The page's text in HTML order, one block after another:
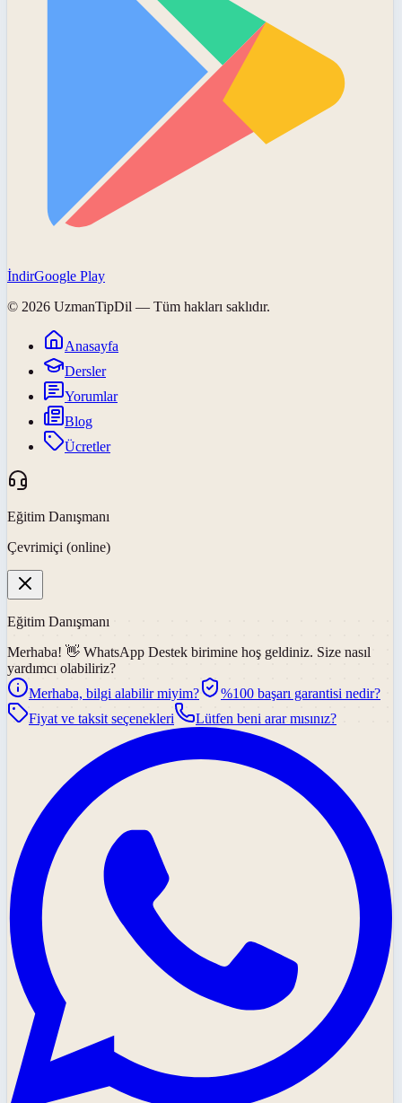
İndirGoogle Play
© 2026 UzmanTipDil — Tüm hakları saklıdır.
Anasayfa
Dersler
Yorumlar
Blog
Ücretler
Eğitim Danışmanı
Çevrimiçi (online)
Eğitim Danışmanı
Merhaba! 👋 WhatsApp Destek birimine hoş geldiniz. Size nasıl
yardımcı olabiliriz?
Merhaba, bilgi alabilir miyim?
%100 başarı garantisi nedir?
Fiyat ve taksit seçenekleri
Lütfen beni arar mısınız?